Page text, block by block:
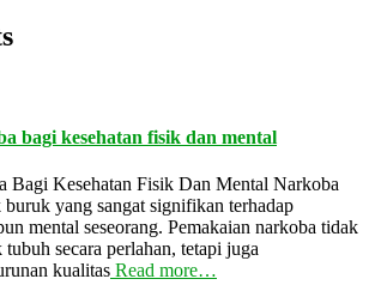
bagi kesehatan fisik dan mental
Bagi Kesehatan Fisik Dan Mental Narkoba
yang sangat signifikan terhadap
mental seseorang. Pemakaian narkoba tidak
secara perlahan, tetapi juga
kualitas Read more…